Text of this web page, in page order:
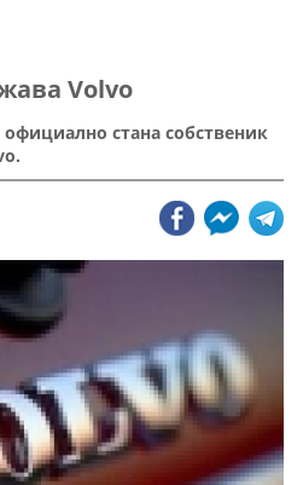
Volvo
стана собственик